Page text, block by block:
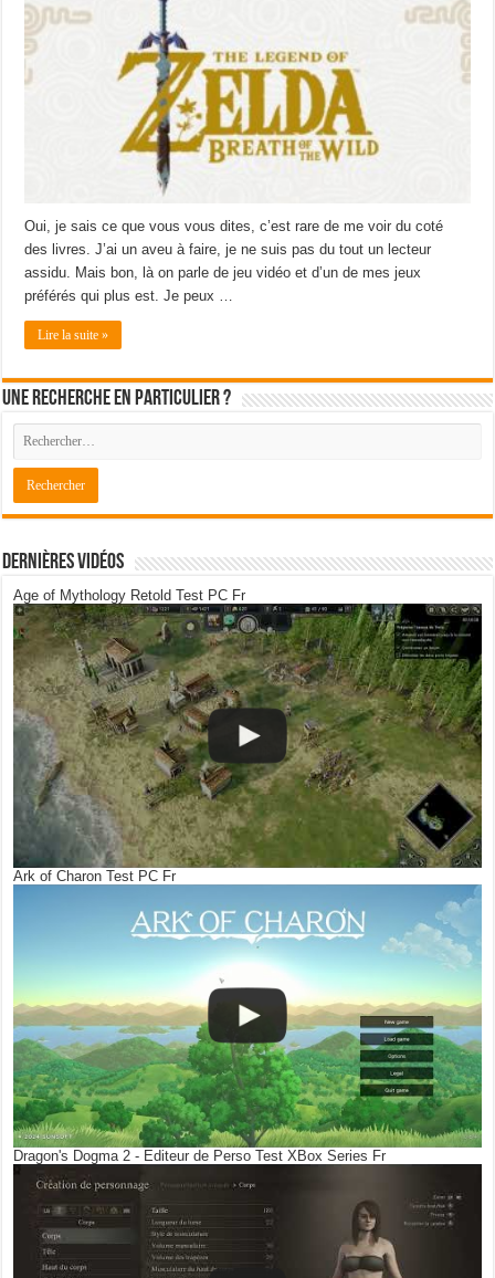
Oui, je sais ce que vous vous dites, c’est rare de me voir du coté
des livres. J’ai un aveu à faire, je ne suis pas du tout un lecteur
assidu. Mais bon, là on parle de jeu vidéo et d’un de mes jeux
préférés qui plus est. Je peux …
Lire la suite »
Une recherche en particulier ?
Dernières Vidéos
Age of Mythology Retold Test PC Fr
Ark of Charon Test PC Fr
Dragon's Dogma 2 - Editeur de Perso Test XBox Series Fr